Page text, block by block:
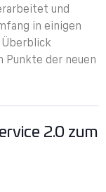
und
in einigen
Überblick
der neuen
2.0 zum